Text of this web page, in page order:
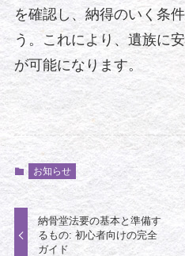
を確認し、納得のいく条
う。これにより、遺族に
が可能になります。
お知らせ
納骨堂法要の基本と準備す
るもの: 初心者向けの完全
ガイド